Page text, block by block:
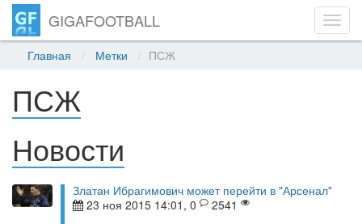
GIGAFOOTBALL
Главная Метки ПСЖ
ПСЖ
Новости
Златан Ибрагимович может перейти в "Арсенал"
23 ноя 2015 14:01, 0
2541